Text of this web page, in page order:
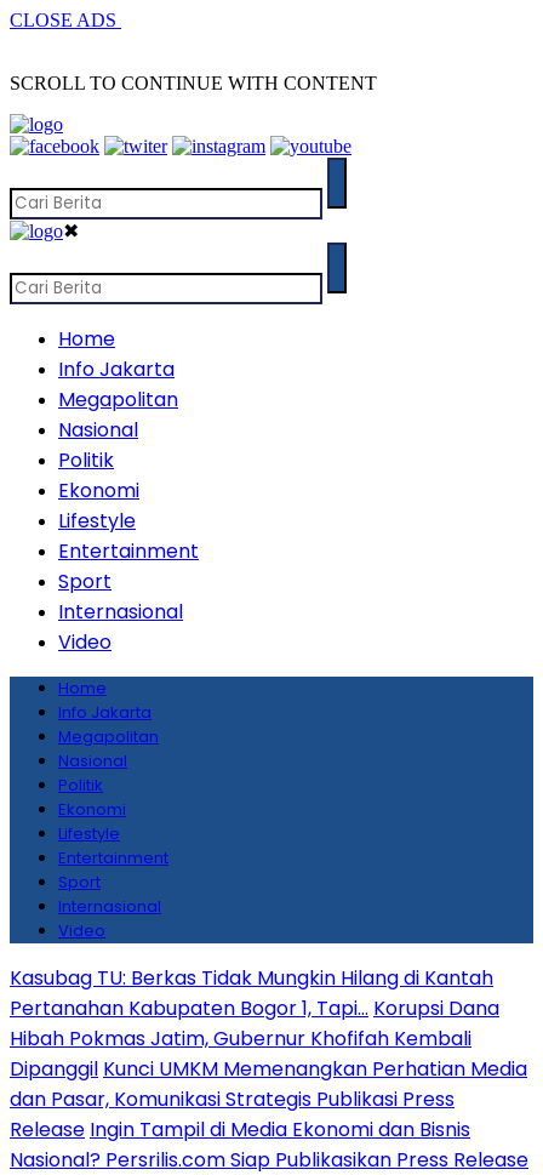
CLOSE ADS
SCROLL TO CONTINUE WITH CONTENT
✖
Home
Info Jakarta
Megapolitan
Nasional
Politik
Ekonomi
Lifestyle
Entertainment
Sport
Internasional
Video
Home
Info Jakarta
Megapolitan
Nasional
Politik
Ekonomi
Lifestyle
Entertainment
Sport
Internasional
Video
Kasubag TU: Berkas Tidak Mungkin Hilang di Kantah
Pertanahan Kabupaten Bogor 1, Tapi… Korupsi Dana
Hibah Pokmas Jatim, Gubernur Khofifah Kembali
Dipanggil Kunci UMKM Memenangkan Perhatian Media
dan Pasar, Komunikasi Strategis Publikasi Press
Release Ingin Tampil di Media Ekonomi dan Bisnis
Nasional? Persrilis.com Siap Publikasikan Press Release